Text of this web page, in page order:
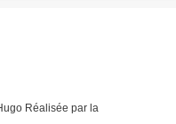
Réalisée par la